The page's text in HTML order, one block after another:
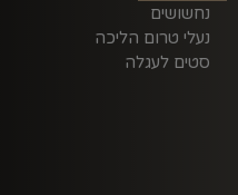
נחשושים
נעלי טרום הליכה
סטים לעגלה